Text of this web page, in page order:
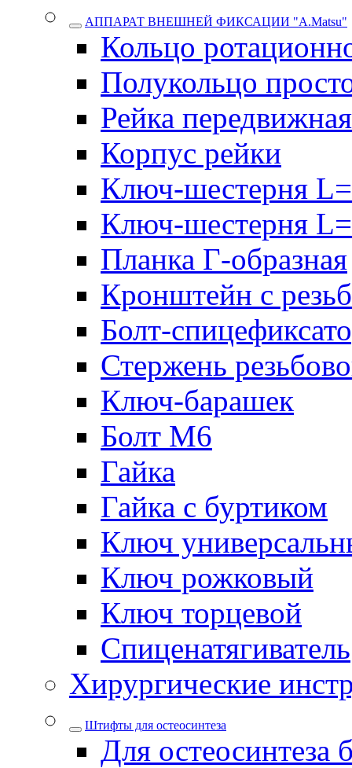
АППАРАТ ВНЕШНЕЙ ФИКСАЦИИ "A.Matsu"
Кольцо
Полукольцо
Рейка передвижная
Корпус рейки
Ключ-шестерня
Ключ-шестерня
Планка Г-образная
Кронштейн с
Болт-
Стержень
Ключ-барашек
Болт М6
Гайка
Гайка с буртиком
Ключ
Ключ рожковый
Ключ торцевой
Спиценатягиватель
Хирургические
Штифты для остеосинтеза
Для остеосинтеза